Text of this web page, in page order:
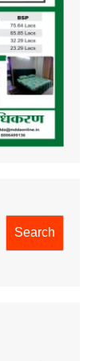
Search